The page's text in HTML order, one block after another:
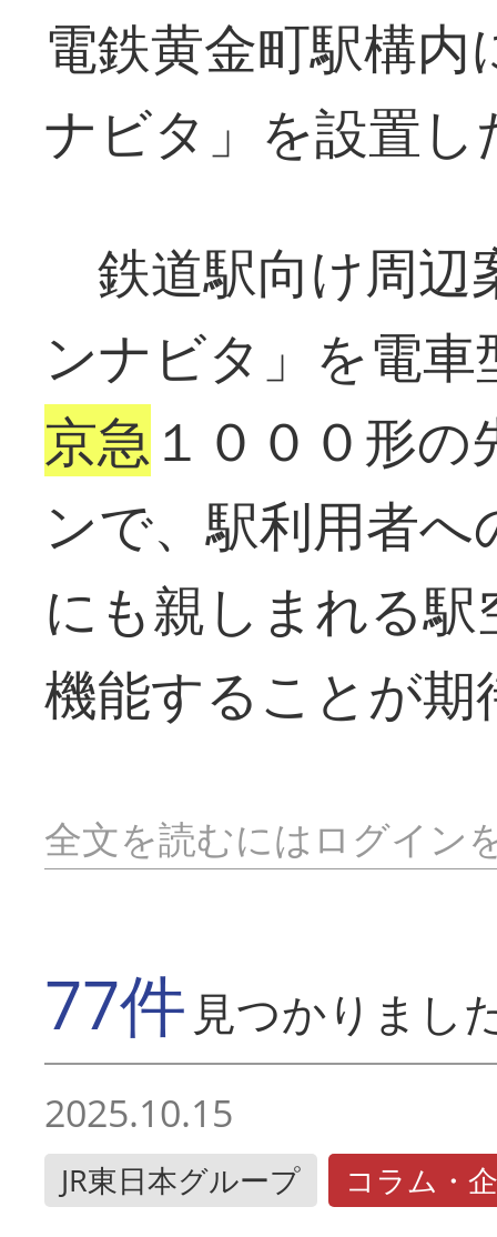
電鉄黄金町駅構
ナビタ」を設置し
鉄道駅向け周辺
ンナビタ」を電
京急 １０００形
ンで、駅利用者
にも親しまれる
機能することが期
全文を読むにはログイン
77件 見つかりまし
2025.10.15
JR東日本グループ コラム・